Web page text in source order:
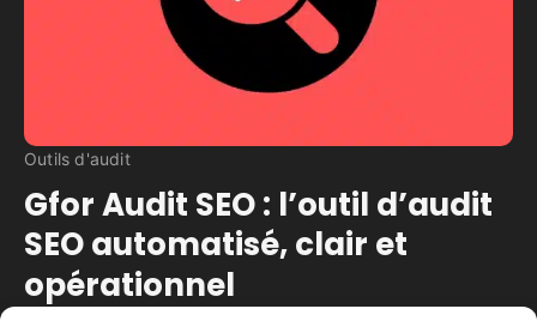
Outils d'audit
Gfor Audit SEO : l’outil d’audit
SEO automatisé, clair et
opérationnel